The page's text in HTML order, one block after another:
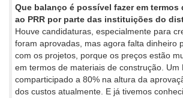
Que balanço é possível fazer em termos
ao PRR por parte das instituições do
Houve candidaturas, especialmente para
foram aprovadas, mas agora falta dinheiro
com os projetos, porque os preços estão
em termos de materiais de construção. Um
comparticipado a 80% na altura da
dos custos atualmente. E já tivemos